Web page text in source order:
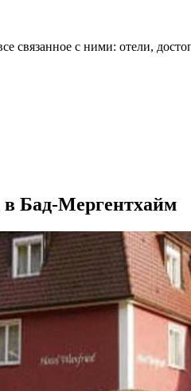
связанное с ними: отели,
Бад-Мергентхайм